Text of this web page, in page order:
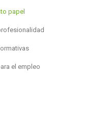
papel
el empleo